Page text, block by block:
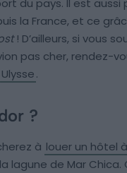
du pays. Il est aussi
la France, et ce
! D’ailleurs, si vous
pas cher, rendez-
Ulysse.
?
à louer un hôtel
lagune de Mar